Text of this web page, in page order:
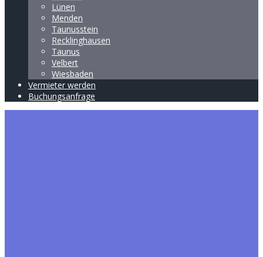
Lünen
Menden
Taunusstein
Recklinghausen
Taunus
Velbert
Wiesbaden
Vermieter werden
Buchungsanfrage